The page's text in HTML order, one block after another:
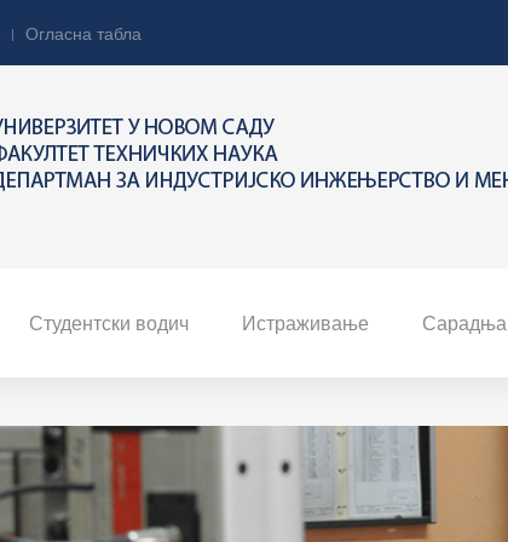
Огласна табла
Студентски водич Истраживање Сарадња